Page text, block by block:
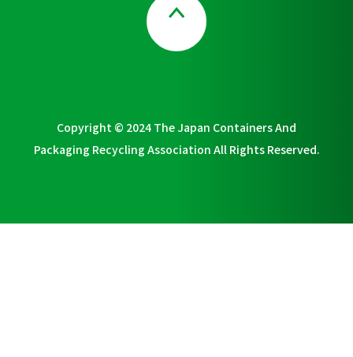
Copyright © 2024 The Japan Containers And
Packaging Recycling Association All Rights Reserved.